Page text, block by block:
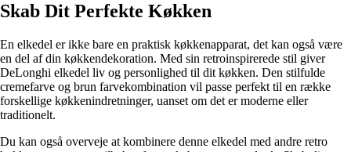
Skab Dit Perfekte Køkken
En elkedel er ikke bare en praktisk køkkenapparat, det kan også være
en del af din køkkendekoration. Med sin retroinspirerede stil giver
DeLonghi elkedel liv og personlighed til dit køkken. Den stilfulde
cremefarve og brun farvekombination vil passe perfekt til en række
forskellige køkkenindretninger, uanset om det er moderne eller
traditionelt.
Du kan også overveje at kombinere denne elkedel med andre retro